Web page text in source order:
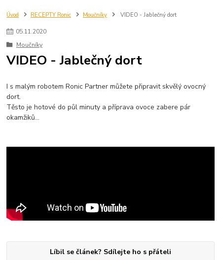
Úvod RECEPTY Ronic Moučníky VIDEO - Jablečný dort
05.11.2020
Moučníky
VIDEO - Jablečný dort
I s malým robotem Ronic Partner můžete připravit skvělý ovocný
dort.
Těsto je hotové do půl minuty a příprava ovoce zabere pár
okamžiků...
Líbil se článek? Sdílejte ho s přáteli